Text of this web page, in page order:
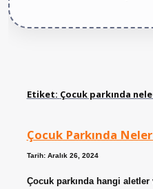
Etiket: Çocuk parkında
Çocuk Parkında
Tarih: Aralık 26, 2024
Çocuk parkında hangi